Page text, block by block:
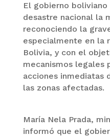
El gobierno
desastre nacional la
reconociendo la
especialmente en la
Bolivia, y con el
mecanismos legales
acciones inmediatas
las zonas afectadas.
María Nela Prada,
informó que el